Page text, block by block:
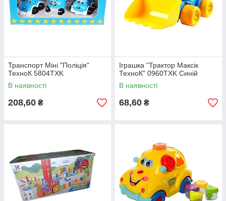
Транспорт Міні "Поліція"
ТехноК 5804TXK
В наявності
208,60 ₴
Іграшка "Трактор Максік
ТехноК" 0960TXK Синій
В наявності
68,60 ₴